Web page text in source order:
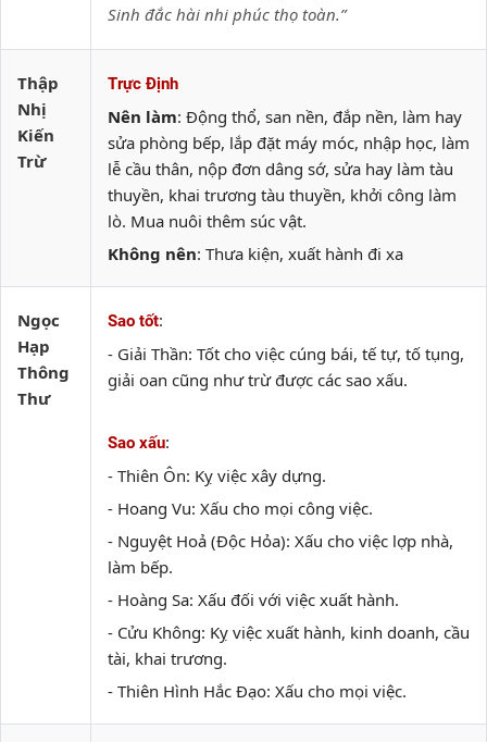
Sinh đắc hài nhi phúc thọ toàn.”
Thập
Nhị
Kiến
Trừ
Trực Định
Nên làm: Động thổ, san nền, đắp nền, làm hay
sửa phòng bếp, lắp đặt máy móc, nhập học, làm
lễ cầu thân, nộp đơn dâng sớ, sửa hay làm tàu
thuyền, khai trương tàu thuyền, khởi công làm
lò. Mua nuôi thêm súc vật.
Không nên: Thưa kiện, xuất hành đi xa
Ngọc
Hạp
Thông
Thư
Sao tốt:
- Giải Thần: Tốt cho việc cúng bái, tế tự, tố tụng,
giải oan cũng như trừ được các sao xấu.
Sao xấu:
- Thiên Ôn: Kỵ việc xây dựng.
- Hoang Vu: Xấu cho mọi công việc.
- Nguyệt Hoả (Độc Hỏa): Xấu cho việc lợp nhà,
làm bếp.
- Hoàng Sa: Xấu đối với việc xuất hành.
- Cửu Không: Kỵ việc xuất hành, kinh doanh, cầu
tài, khai trương.
- Thiên Hình Hắc Đạo: Xấu cho mọi việc.